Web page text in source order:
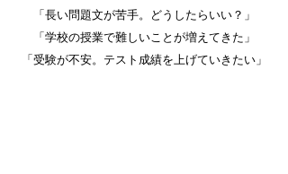
「長い問題文が苦手。どうしたらいい？」
「学校の授業で難しいことが増えてきた」
「受験が不安。テスト成績を上げていきたい」